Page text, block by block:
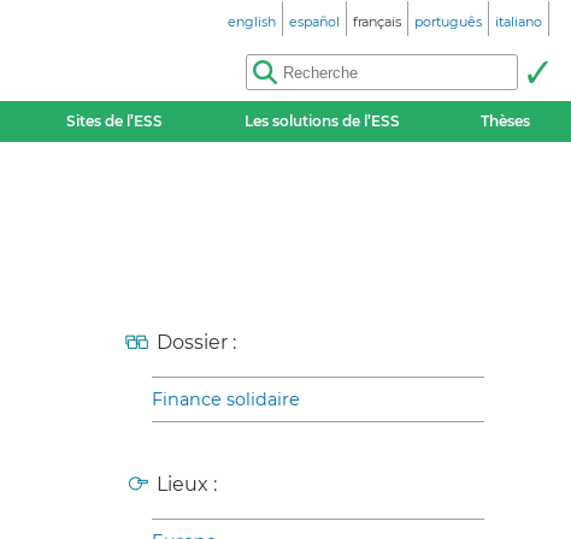
english español français português italiano
Sites de l’ESS Les solutions de l’ESS Thèses
Dossier :
Finance solidaire
Lieux :